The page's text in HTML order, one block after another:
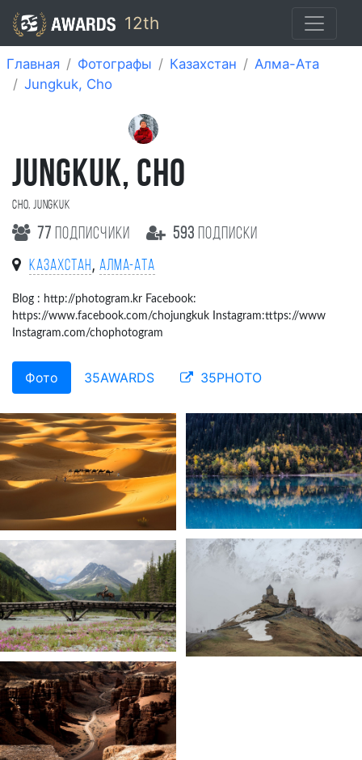
12th
Главная Фотографы Казахстан
Алма-Ата
Jungkuk, Cho
JUNGKUK, CHO
Cho, jungkuk
77 подписчики 593 подписки
Казахстан , Алма-Ата
Blog : http://photogram.kr Facebook:
https://www.facebook.com/chojungkuk Instagram:tttps://www
Instagram.com/chophotogram
Фото 35AWARDS 35PHOTO